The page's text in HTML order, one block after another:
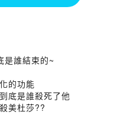
是誰結束的~
的功能
底是誰殺死了他
美杜莎??